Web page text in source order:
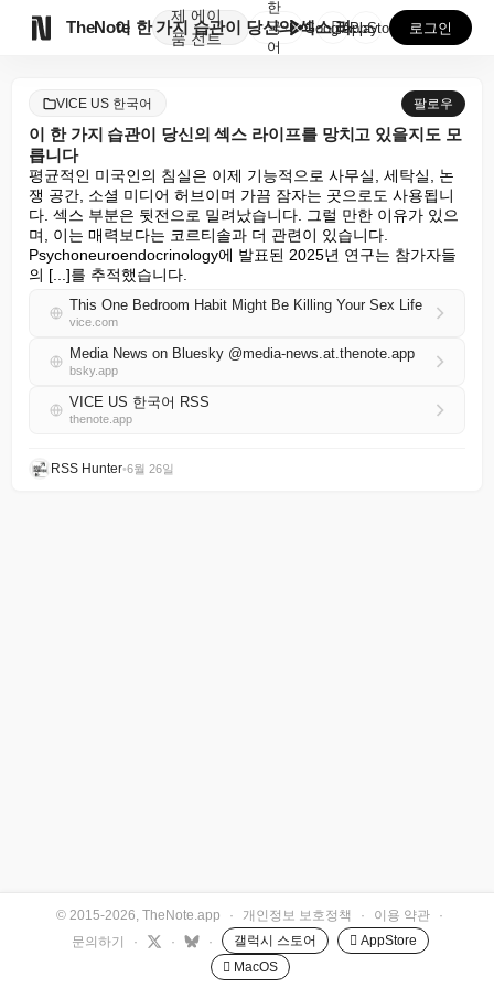
TheNote
제
품
에이
전트
이 한 가지 습관이 당신의 섹스 라이프를 망치고 있을지...
한
국
어
GooglePlay
AppStore 로그인
VICE US 한국어 팔로우
이 한 가지 습관이 당신의 섹스 라이프를 망치고 있을지도 모
릅니다
평균적인 미국인의 침실은 이제 기능적으로 사무실, 세탁실, 논
쟁 공간, 소셜 미디어 허브이며 가끔 잠자는 곳으로도 사용됩니
다. 섹스 부분은 뒷전으로 밀려났습니다. 그럴 만한 이유가 있으
며, 이는 매력보다는 코르티솔과 더 관련이 있습니다.
Psychoneuroendocrinology에 발표된 2025년 연구는 참가자들
의 [...]를 추적했습니다.
This One Bedroom Habit Might Be Killing Your Sex Life
vice.com
Media News on Bluesky @media-news.at.thenote.app
bsky.app
VICE US 한국어 RSS
thenote.app
RSS Hunter•6월 26일
© 2015-2026, TheNote.app · 개인정보 보호정책 · 이용 약관
·
문의하기
· · · 갤럭시 스토어
 AppStore
 MacOS